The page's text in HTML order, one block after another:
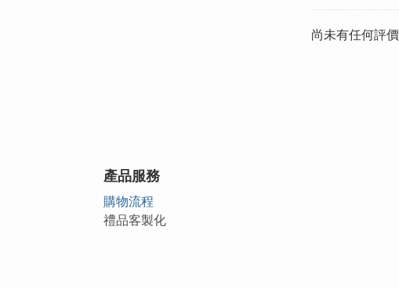
尚未有任何評價
產品服務
購物流程
禮品客製化